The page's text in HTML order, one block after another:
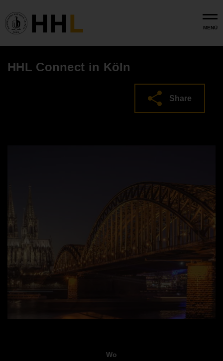
MENÜ
HHL Connect in Köln
Share
Wo